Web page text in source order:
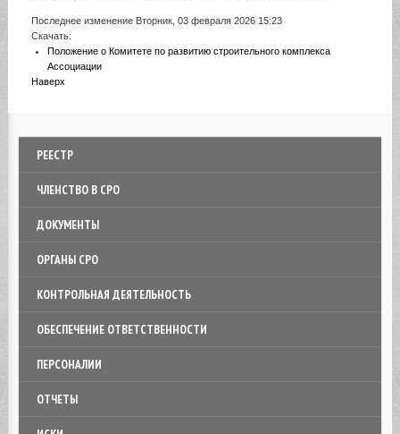
Последнее изменение Вторник, 03 февраля 2026 15:23
Скачать:
Положение о Комитете по развитию строительного комплекса
Ассоциации
Наверх
РЕЕСТР
ЧЛЕНСТВО В СРО
ДОКУМЕНТЫ
ОРГАНЫ СРО
КОНТРОЛЬНАЯ ДЕЯТЕЛЬНОСТЬ
ОБЕСПЕЧЕНИЕ ОТВЕТСТВЕННОСТИ
ПЕРСОНАЛИИ
ОТЧЕТЫ